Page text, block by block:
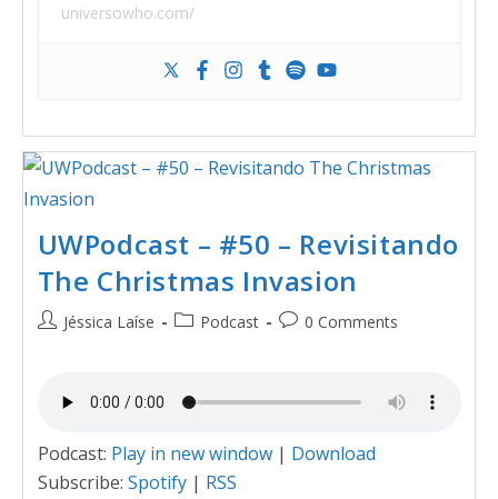
universowho.com/
UWPodcast – #50 – Revisitando
The Christmas Invasion
Jéssica Laíse Podcast 0 Comments
Podcast: Play in new window| Download
Subscribe: Spotify| RSS